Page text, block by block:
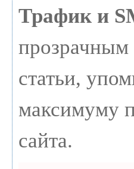
Трафик и
статьи,
максимуму
сайта.